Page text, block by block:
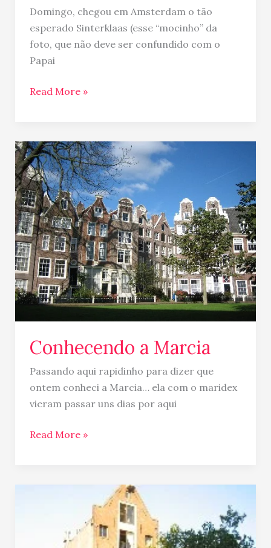
Domingo, chegou em Amsterdam o tão
esperado Sinterklaas (esse “mocinho” da
foto, que não deve ser confundido com o
Papai
Read More »
Conhecendo a Marcia
Passando aqui rapidinho para dizer que
ontem conheci a Marcia… ela com o maridex
vieram passar uns dias por aqui
Conhecendo
a
Marcia
Read More »